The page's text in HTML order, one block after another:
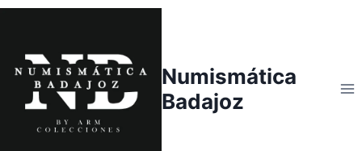
Saltar
contenido
Numismática
Badajoz